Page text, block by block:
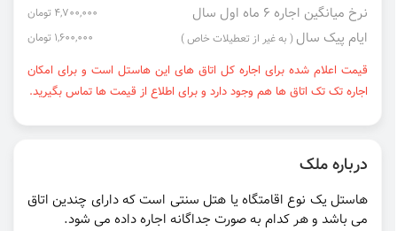
نرخ میانگین اجاره ۶ ماه اول سال 4,700,000 تومان
ایام پیک سال ( به غیر از تعطیلات خاص ) 1,600,000 تومان
قیمت اعلام شده برای اجاره کل اتاق های این هاستل است و برای امکان
اجاره تک تک اتاق ها هم وجود دارد و برای اطلاع از قیمت ها تماس بگیرید.
درباره ملک
هاستل یک نوع اقامتگاه یا هتل سنتی است که دارای چندین اتاق
می باشد و هر کدام به صورت جداگانه اجاره داده می شود.